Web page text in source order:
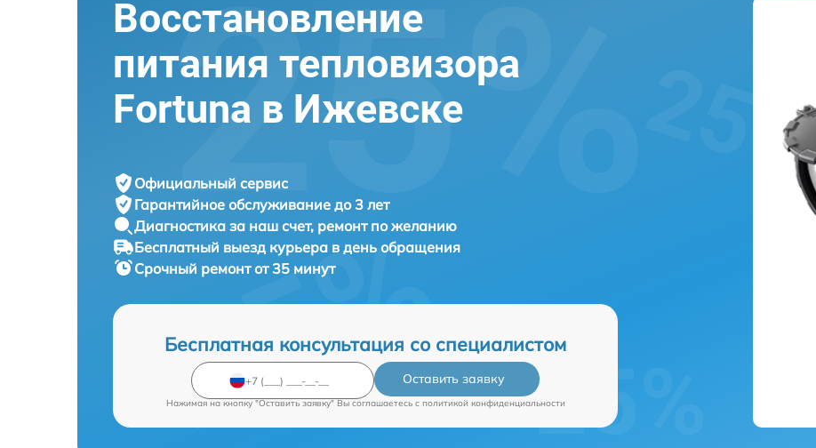
Восстановление
питания тепловизора
Fortuna в Ижевске
Официальный сервис
Гарантийное обслуживание до 3 лет
Диагностика за наш счет, ремонт по желанию
Бесплатный выезд курьера в день обращения
Срочный ремонтот 35 минут
Бесплатная консультация со специалистом
Оставить заявку
Нажимая на кнопку "Оставить заявку" Вы соглашаетесь c политикой конфиденциальности